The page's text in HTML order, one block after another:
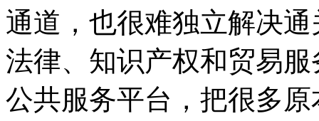
通道，也很难独立解决
法律、知识产权和贸易
公共服务平台，把很多